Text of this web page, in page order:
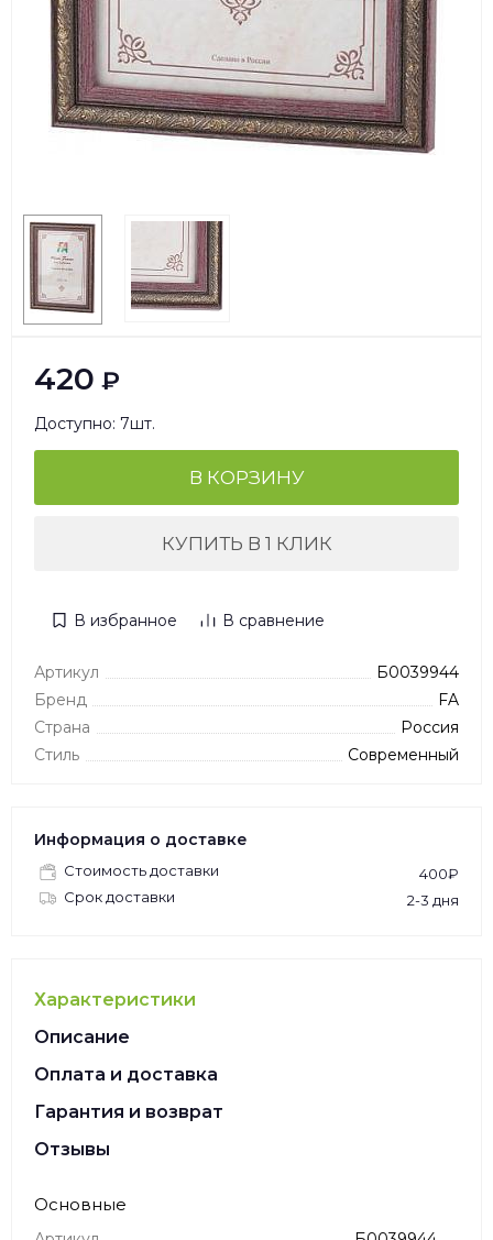
420 ₽
Доступно: 7шт.
В КОРЗИНУ
КУПИТЬ В 1 КЛИК
В избранное В сравнение
Артикул
Б0039944
Бренд
FA
Страна
Россия
Стиль
Современный
Информация о доставке
Стоимость доставки
400₽
Срок доставки
2-3 дня
Характеристики
Описание
Оплата и доставка
Гарантия и возврат
Отзывы
Основные